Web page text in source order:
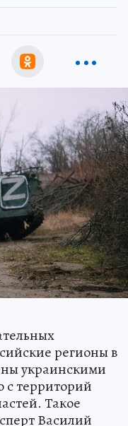
регионы в
украинскими
территорий
Такое
Василий